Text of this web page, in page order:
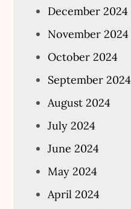
December 2024
November 2024
October 2024
September 2024
August 2024
July 2024
June 2024
May 2024
April 2024